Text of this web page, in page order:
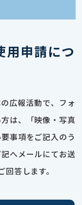
用申請につ
広報活動で、フォ
は、「映像・写真
事項をご記入のう
へメールにてお送
答します。